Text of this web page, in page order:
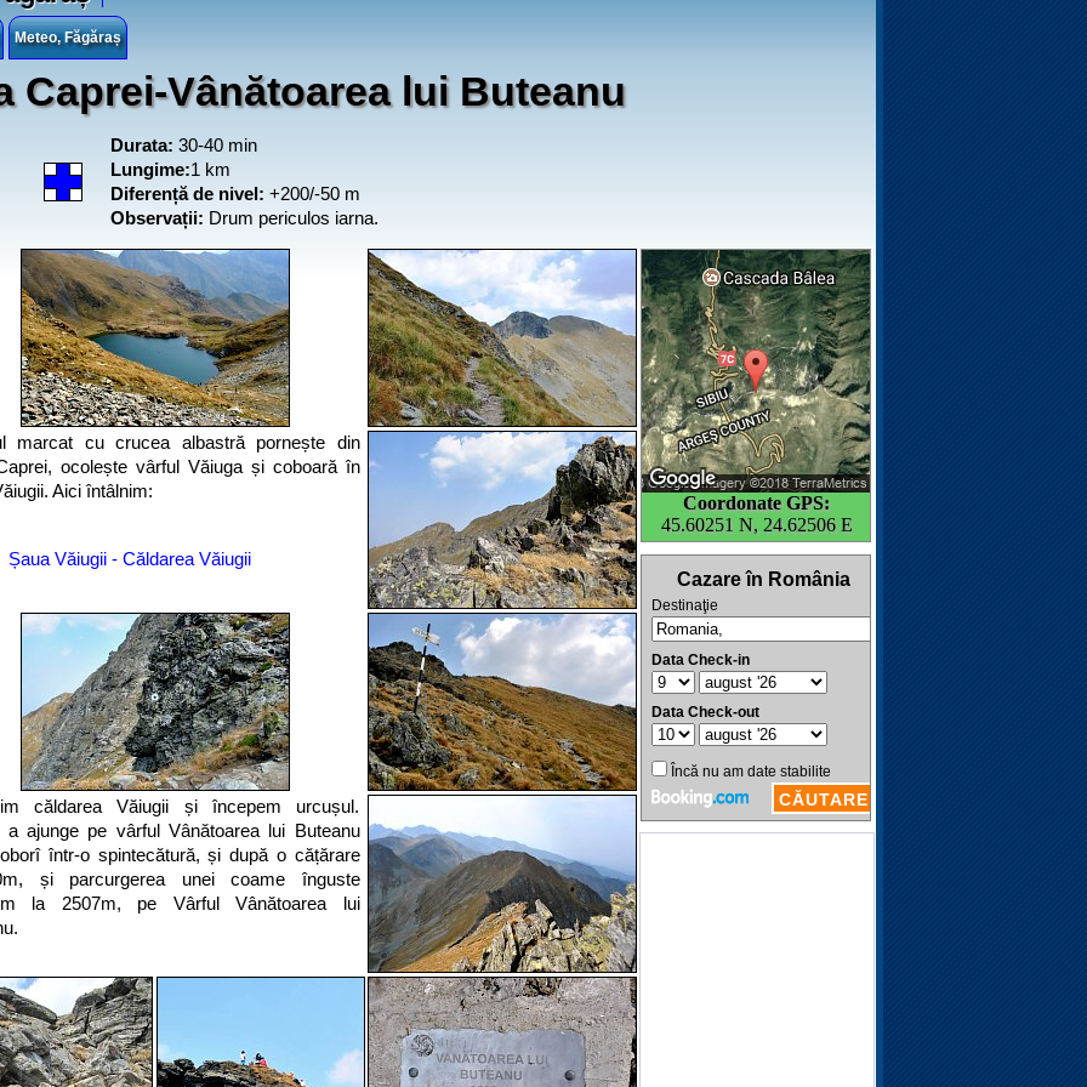
Meteo, Făgăraș
Caprei-Vânătoarea lui Buteanu
Coordonate GPS:
45.60251 N, 24.62506 E
Durata: 30-40 min
Lungime:1 km
Diferență de nivel: +200/-50 m
Observații: Drum periculos iarna.
marcat cu crucea albastră pornește din
ocolește vârful Văiuga și coboară în
Aici întâlnim:
Șaua Văiugii - Căldarea Văiugii
căldarea Văiugii și începem urcușul.
a ajunge pe vârful Vânătoarea lui Buteanu
într-o spintecătură, și după o cățărare
și parcurgerea unei coame înguste
la 2507m, pe Vârful Vânătoarea lui